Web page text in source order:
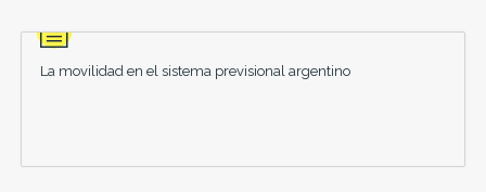
La movilidad en el sistema previsional argentino